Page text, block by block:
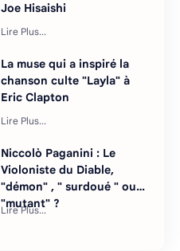
Joe Hisaishi
La muse qui a inspiré la
chanson culte "Layla" à
Eric Clapton
Niccolò Paganini : Le
Violoniste du Diable,
"démon" , " surdoué " ou
"mutant" ?